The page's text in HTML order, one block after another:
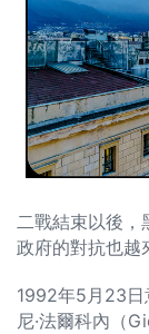
二戰結束以後，
政府的對抗也越
1992年5月23日
尼·法爾科內（